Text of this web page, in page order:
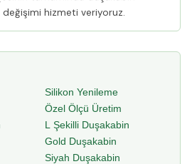
hizmeti veriyoruz.
Silikon Yenileme
Özel Ölçü Üretim
L Şekilli Duşakabin
Gold Duşakabin
Siyah Duşakabin